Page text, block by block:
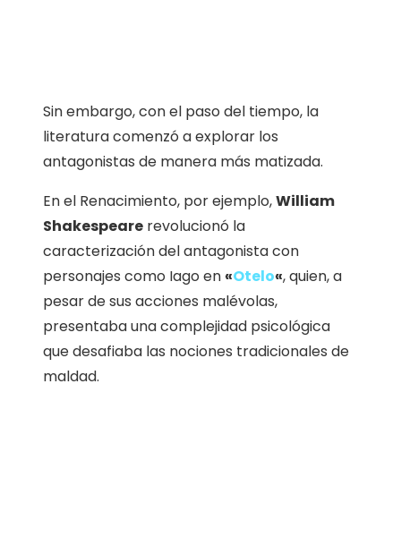
Sin embargo, con el paso del tiempo, la
literatura comenzó a explorar los
antagonistas de manera más matizada.
En el Renacimiento, por ejemplo,William
Shakespeare revolucionó la
caracterización del antagonista con
personajes como Iago en «Otelo«, quien, a
pesar de sus acciones malévolas,
presentaba una complejidad psicológica
que desafiaba las nociones tradicionales de
maldad.